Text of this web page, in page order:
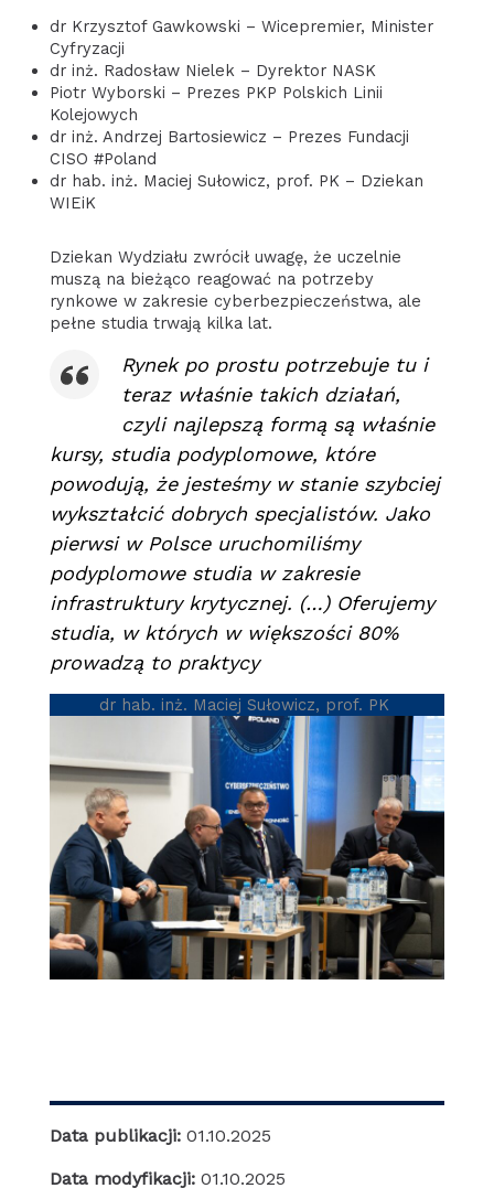
dr Krzysztof Gawkowski – Wicepremier, Minister
Cyfryzacji
dr inż. Radosław Nielek – Dyrektor NASK
Piotr Wyborski – Prezes PKP Polskich Linii
Kolejowych
dr inż. Andrzej Bartosiewicz – Prezes Fundacji
CISO #Poland
dr hab. inż. Maciej Sułowicz, prof. PK – Dziekan
WIEiK
Dziekan Wydziału zwrócił uwagę, że uczelnie
muszą na bieżąco reagować na potrzeby
rynkowe w zakresie cyberbezpieczeństwa, ale
pełne studia trwają kilka lat.
Rynek po prostu potrzebuje tu i
teraz właśnie takich działań,
czyli najlepszą formą są właśnie
kursy, studia podyplomowe, które
powodują, że jesteśmy w stanie szybciej
wykształcić dobrych specjalistów. Jako
pierwsi w Polsce uruchomiliśmy
podyplomowe studia w zakresie
infrastruktury krytycznej. (…) Oferujemy
studia, w których w większości 80%
prowadzą to praktycy
dr hab. inż. Maciej Sułowicz, prof. PK
Data publikacji: 01.10.2025
Data modyfikacji: 01.10.2025